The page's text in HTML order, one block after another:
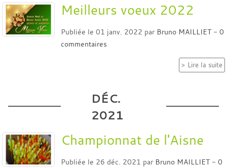
Meilleurs voeux 2022
Publiée le 01 janv. 2022 par Bruno MAILLIET - 0
commentaires
Lire la suite
DÉC.
2021
Championnat de l'Aisne
Publiée le 26 déc. 2021 par Bruno MAILLIET - 0